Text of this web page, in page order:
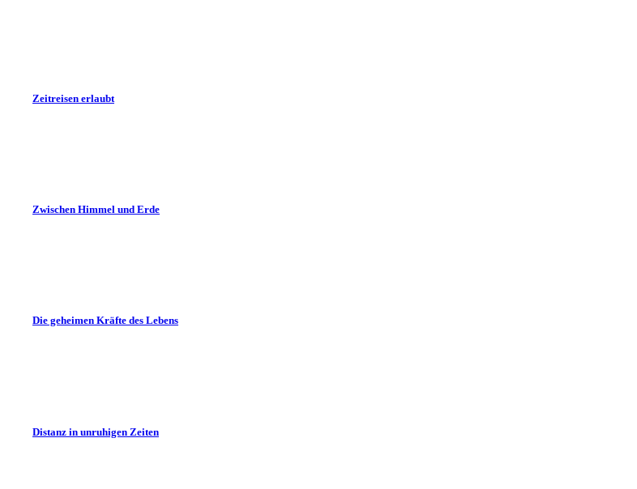
Zeitreisen erlaubt
Zwischen Himmel und Erde
Die geheimen Kräfte des Lebens
Distanz in unruhigen Zeiten